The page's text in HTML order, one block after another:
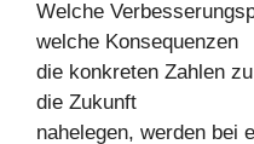
Welche
welche Konsequenzen
die konkreten Zahlen
die Zukunft
nahelegen, werden bei